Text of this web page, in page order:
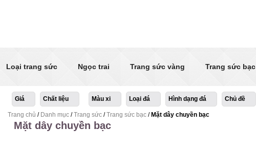
Loại trang sức Ngọc trai Trang sức vàng Trang sức bạc
Giá Chất liệu Màu xi Loại đá Hình dạng đá Chủ đề
Trang chủ / Danh mục /Trang sức /Trang sức bạc / Mặt dây chuyền bạc
Mặt dây chuyền bạc